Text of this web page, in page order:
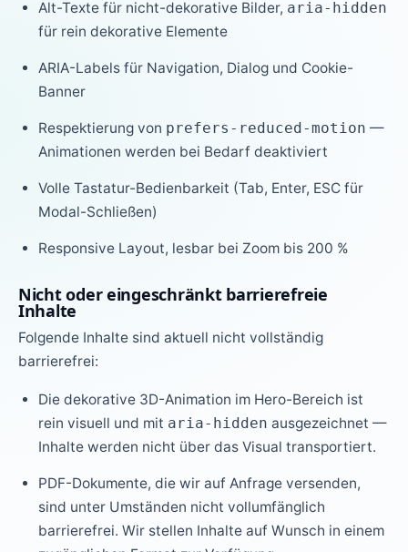
Alt-Texte für nicht-dekorative Bilder, aria-hidden
für rein dekorative Elemente
ARIA-Labels für Navigation, Dialog und Cookie-
Banner
Respektierung von prefers-reduced-motion —
Animationen werden bei Bedarf deaktiviert
Volle Tastatur-Bedienbarkeit (Tab, Enter, ESC für
Modal-Schließen)
Responsive Layout, lesbar bei Zoom bis 200 %
Nicht oder eingeschränkt barrierefreie
Inhalte
Folgende Inhalte sind aktuell nicht vollständig
barrierefrei:
Die dekorative 3D-Animation im Hero-Bereich ist
rein visuell und mit aria-hidden ausgezeichnet —
Inhalte werden nicht über das Visual transportiert.
PDF-Dokumente, die wir auf Anfrage versenden,
sind unter Umständen nicht vollumfänglich
barrierefrei. Wir stellen Inhalte auf Wunsch in einem